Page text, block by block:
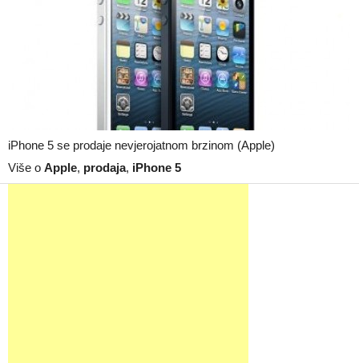
iPhone 5 se prodaje nevjerojatnom brzinom (Apple)
Više o Apple, prodaja, iPhone 5